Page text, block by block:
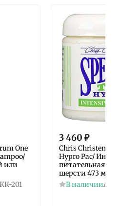
One
или
КК-201
3 460 ₽
Chris
Hypro Pac/
питательная
шерсти 473 мл
В наличии